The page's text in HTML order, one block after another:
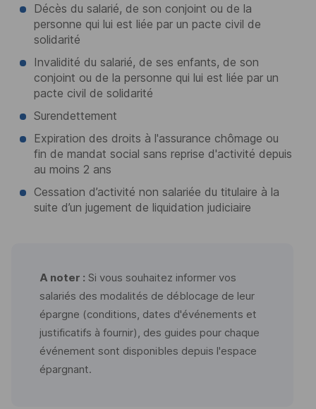
Décès du salarié, de son conjoint ou de la
personne qui lui est liée par un pacte civil de
solidarité
Invalidité du salarié, de ses enfants, de son
conjoint ou de la personne qui lui est liée par un
pacte civil de solidarité
Surendettement
Expiration des droits à l'assurance chômage ou
fin de mandat social sans reprise d'activité depuis
au moins 2 ans
Cessation d’activité non salariée du titulaire à la
suite d’un jugement de liquidation judiciaire
A noter : Si vous souhaitez informer vos
salariés des modalités de déblocage de leur
épargne (conditions, dates d'événements et
justificatifs à fournir), des guides pour chaque
événement sont disponibles depuis l'espace
épargnant.